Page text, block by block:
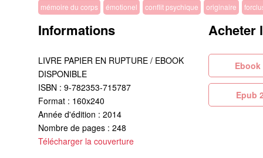
mémoire du corps émotionel conflit psychique originaire
Informations
LIVRE PAPIER EN RUPTURE / EBOOK
DISPONIBLE
ISBN : 9-782353-715787
Format : 160x240
Année d'édition : 2014
Nombre de pages : 248
Télécharger la couverture
Acheter